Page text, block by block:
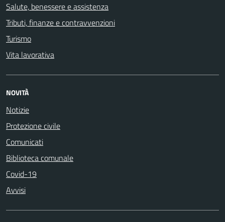
Salute, benessere e assistenza
Tributi, finanze e contravvenzioni
Turismo
Vita lavorativa
NOVITÀ
Notizie
Protezione civile
Comunicati
Biblioteca comunale
Covid-19
Avvisi